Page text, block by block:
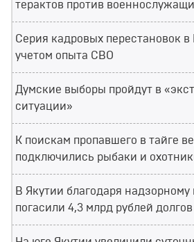
терактов против
Серия кадровых перестановок
учетом опыта СВО
Думские выборы пройдут в
ситуации»
К поискам пропавшего в тайге
подключились рыбаки и
В Якутии благодаря надзорному
погасили 4,3 млрд рублей